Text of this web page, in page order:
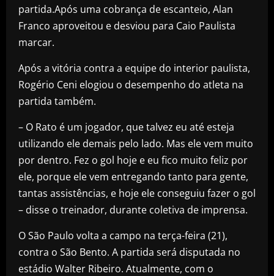
partida.Após uma cobrança de escanteio, Alan
Franco aproveitou e desviou para Caio Paulista
marcar.
Após a vitória contra a equipe do interior paulista,
Rogério Ceni elogiou o desempenho do atleta na
partida também.
– O Rato é um jogador, que talvez eu até esteja
utilizando ele demais pelo lado. Mas ele vem muito
por dentro. Fez o gol hoje e eu fico muito feliz por
ele, porque ele vem entregando tanto para gente,
tantas assistências, e hoje ele conseguiu fazer o gol
– disse o treinador, durante coletiva de imprensa.
O São Paulo volta a campo na terça-feira (21),
contra o São Bento. A partida será disputada no
estádio Walter Ribeiro. Atualmente, com o